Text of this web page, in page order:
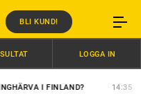
BLI KUND!
I FINLAND? 14:35
LOGGA IN